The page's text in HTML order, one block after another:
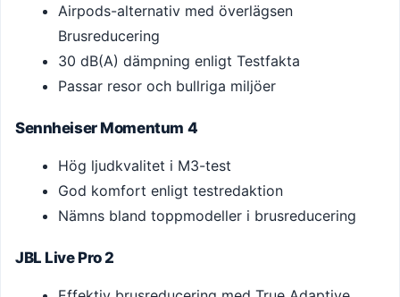
Airpods-alternativ med överlägsen
Brusreducering
30 dB(A) dämpning enligt Testfakta
Passar resor och bullriga miljöer
Sennheiser Momentum 4
Hög ljudkvalitet i M3-test
God komfort enligt testredaktion
Nämns bland toppmodeller i brusreducering
JBL Live Pro 2